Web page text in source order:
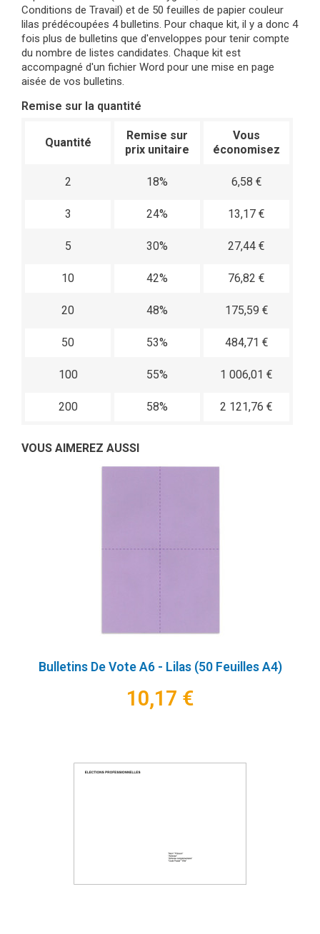
Conditions de Travail) et de 50 feuilles de papier couleur
lilas prédécoupées 4 bulletins. Pour chaque kit, il y a donc 4
fois plus de bulletins que d'enveloppes pour tenir compte
du nombre de listes candidates. Chaque kit est
accompagné d'un fichier Word pour une mise en page
aisée de vos bulletins.
Remise sur la quantité
Quantité
Remise sur
prix unitaire
Vous
économisez
2 18% 6,58 €
3 24% 13,17 €
5 30% 27,44 €
10 42% 76,82 €
20 48% 175,59 €
50 53% 484,71 €
100 55% 1 006,01 €
200 58% 2 121,76 €
VOUS AIMEREZ AUSSI
Bulletins De Vote A6 - Lilas (50 Feuilles A4)
10,17 €